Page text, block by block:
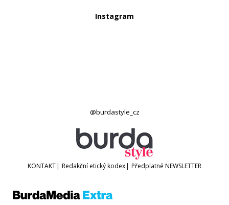
Instagram
@burdastyle_cz
KONTAKT| Redakční etický kodex| Předplatné NEWSLETTER